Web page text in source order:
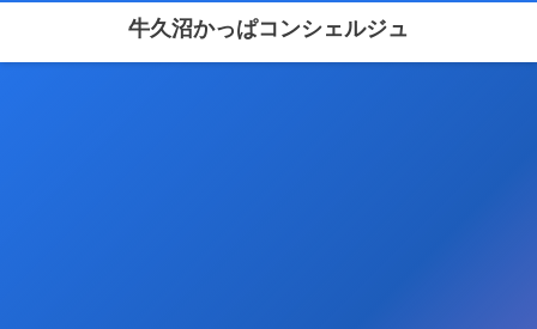
牛久沼かっぱコンシェルジュ